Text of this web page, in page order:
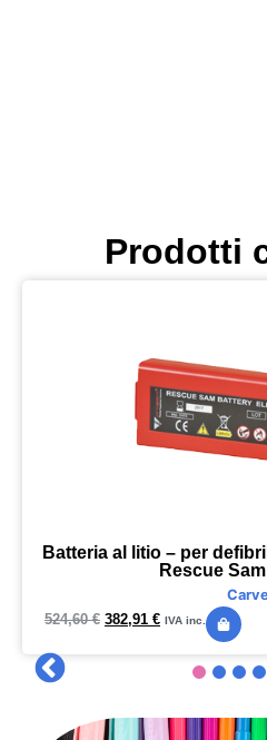
Prodotti
Batteria al litio – per
Rescue
524,60€ 382,91 € IVA inc.